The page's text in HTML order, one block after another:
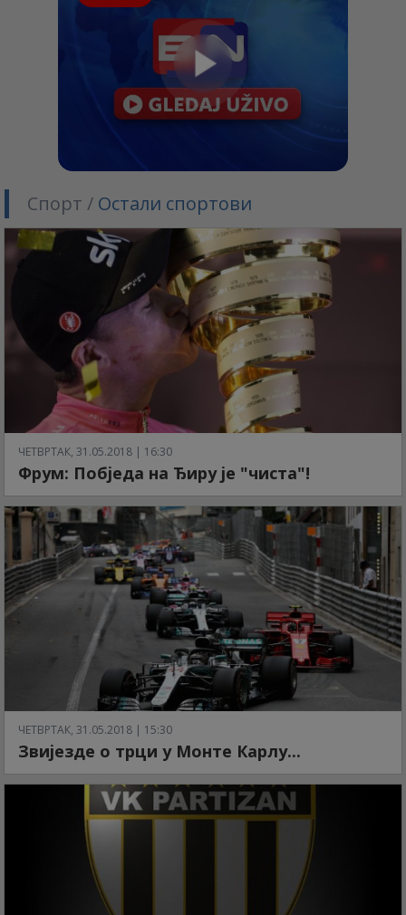
Спорт / Остали спортови
ЧЕТВРТАК, 31.05.2018 | 16:30
Фрум: Побједа на Ђиру је "чиста"!
ЧЕТВРТАК, 31.05.2018 | 15:30
Звијезде о трци у Монте Карлу...